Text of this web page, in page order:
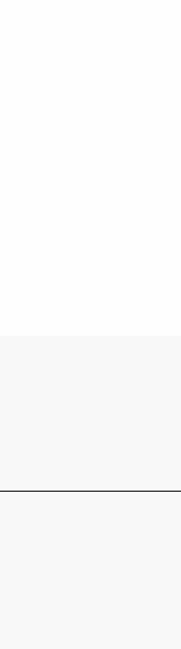
les-Bains